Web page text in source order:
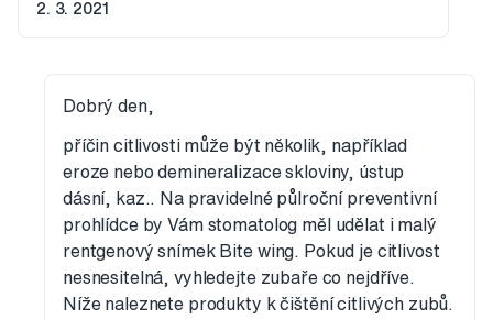
2. 3. 2021
Dobrý den,
příčin citlivosti může být několik, například
eroze nebo demineralizace skloviny, ústup
dásní, kaz.. Na pravidelné půlroční preventivní
prohlídce by Vám stomatolog měl udělat i malý
rentgenový snímek Bite wing. Pokud je citlivost
nesnesitelná, vyhledejte zubaře co nejdříve.
Níže naleznete produkty k čištění citlivých zubů.